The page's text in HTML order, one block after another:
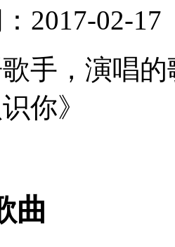
2017-02-17
手，演唱
你》
曲